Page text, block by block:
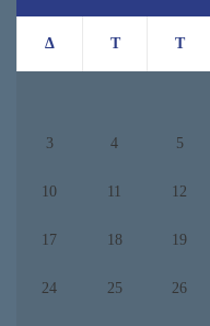
Δ Τ Τ
3 4 5
10 11 12
17 18 19
24 25 26